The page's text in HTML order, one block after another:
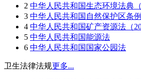
2 中华人民共和国生态环境法典（
3 中华人民共和国自然保护区条例
4 中华人民共和国矿产资源法（
5 中华人民共和国能源法
6 中华人民共和国国家公园法
卫生法律法规更多...